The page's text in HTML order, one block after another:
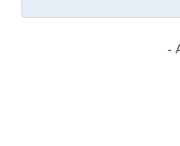
-